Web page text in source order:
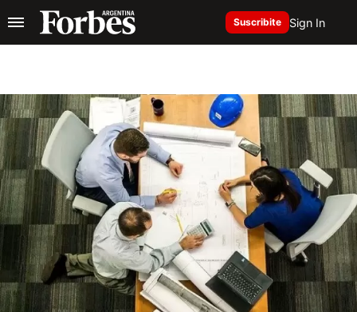
Suscribite Sign In